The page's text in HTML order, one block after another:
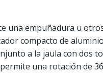
una empuñadura u
compacto de
a la jaula con dos
una rotación de